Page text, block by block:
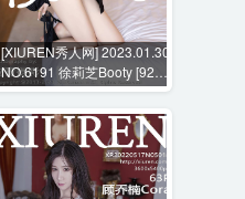
[XIUREN秀人网] 2023.01.30
NO.6191 徐莉芝Booty [92P-
782MB]